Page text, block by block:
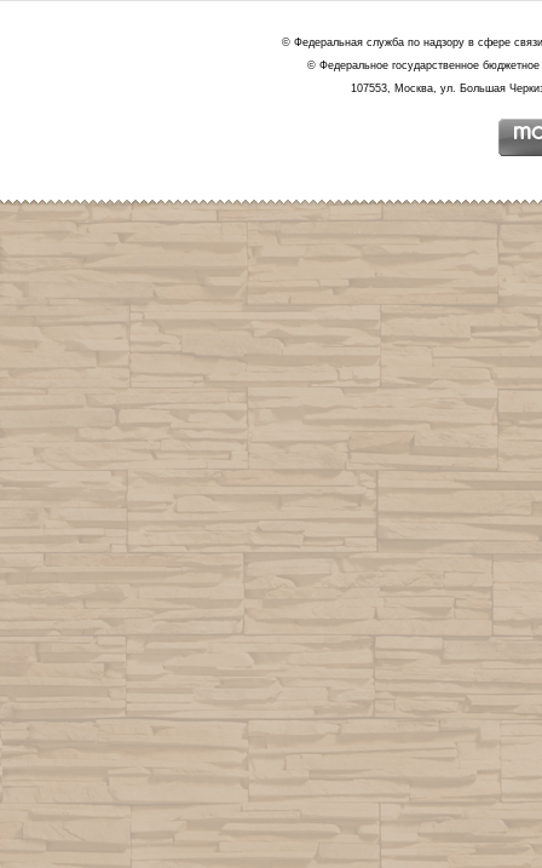
© Федеральная служба по надзору в сфере
© Федеральное государственное
107553, Москва, ул. Большая